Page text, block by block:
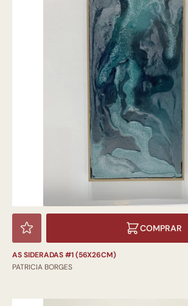
COMPRAR
AS SIDERADAS #1 (56X26CM)
PATRICIA BORGES